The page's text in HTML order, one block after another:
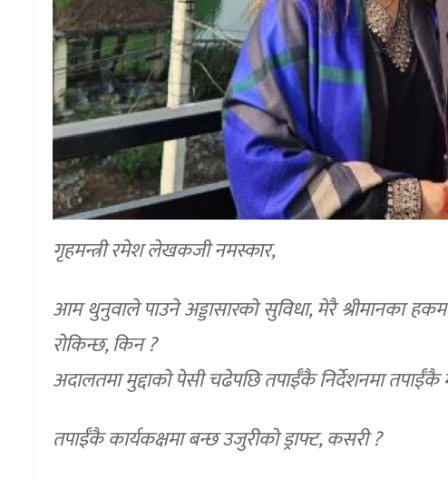
गृहमन्त्री रमेश लेखकजी नमस्कार,
आम थुनुवाले पाउने अड्डासारको सुविधा, मेरै श्रीमानका
रोकिन्छ, किन ?
अदालतमा मुद्दाको पेसी चढेपछि तपाईँकै निर्देशनमा तपाईँकै
तपाईँकै कार्यकक्षमा बन्छ उजुरीको ड्राफ्ट, कसरी ?